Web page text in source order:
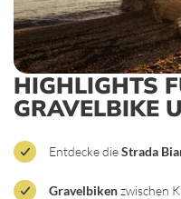
HIGHLIGHTS
GRAVELBIKE
Entdecke dieStrada
Gravelbikenzwischen